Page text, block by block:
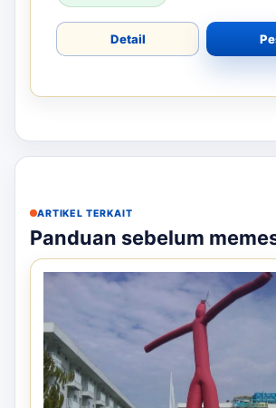
Detail
ARTIKEL TERKAIT
Panduan sebelum